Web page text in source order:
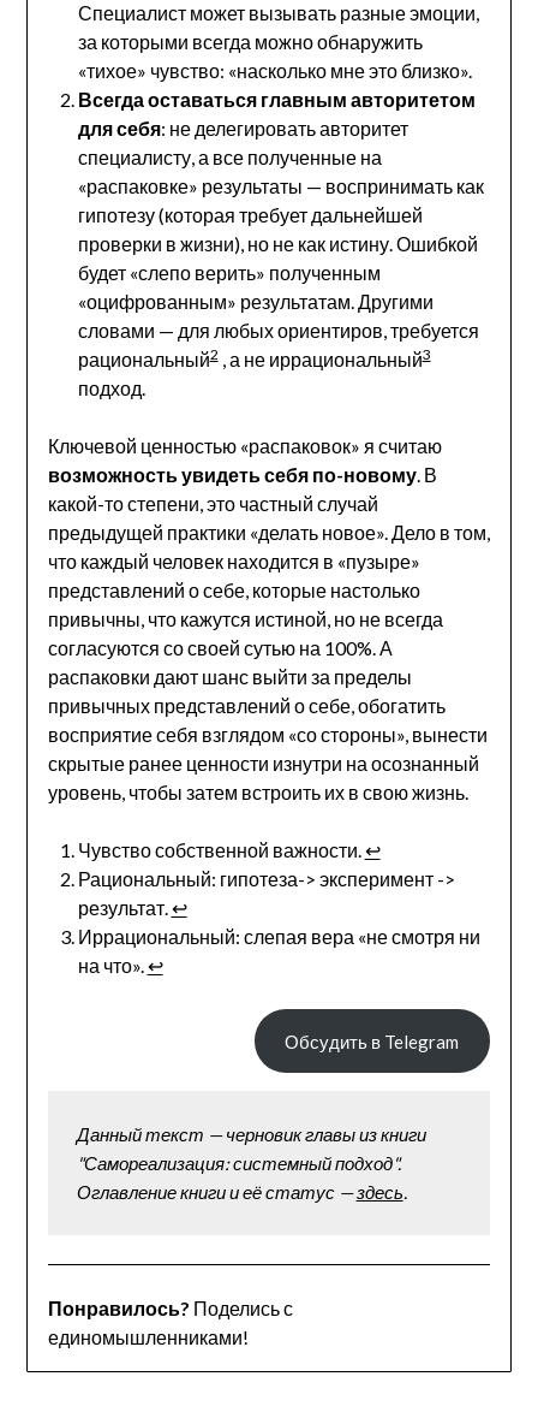
Специалист может вызывать разные эмоции,
за которыми всегда можно обнаружить
«тихое» чувство: «насколько мне это близко».
Всегда оставаться главным авторитетом
для себя: не делегировать авторитет
специалисту, а все полученные на
«распаковке» результаты — воспринимать как
гипотезу (которая требует дальнейшей
проверки в жизни), но не как истину. Ошибкой
будет «слепо верить» полученным
«оцифрованным» результатам. Другими
словами — для любых ориентиров, требуется
рациональный2, а не иррациональный3
подход.
Ключевой ценностью «распаковок» я считаю
возможность увидеть себя по-новому. В
какой-то степени, это частный случай
предыдущей практики «делать новое». Дело в том,
что каждый человек находится в «пузыре»
представлений о себе, которые настолько
привычны, что кажутся истиной, но не всегда
согласуются со своей сутью на 100%. А
распаковки дают шанс выйти за пределы
привычных представлений о себе, обогатить
восприятие себя взглядом «со стороны», вынести
скрытые ранее ценности изнутри на осознанный
уровень, чтобы затем встроить их в свою жизнь.
Чувство собственной важности.↩︎
Рациональный: гипотеза-> эксперимент ->
результат.↩︎
Иррациональный: слепая вера «не смотря ни
на что».↩︎
Обсудить в Telegram
Данный текст — черновик главы из книги
"Самореализация: системный подход".
Оглавление книги и её статус — здесь.
Понравилось? Поделись с
единомышленниками!